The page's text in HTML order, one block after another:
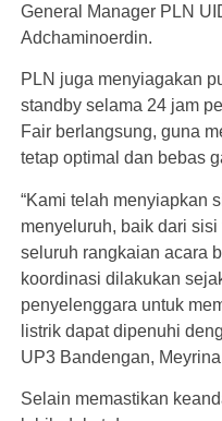
General Manager PLN
Adchaminoerdin.
PLN juga menyiagakan
standby selama 24 jam
Fair berlangsung, guna
tetap optimal dan bebas
“Kami telah menyiapkan
menyeluruh, baik dari
seluruh rangkaian acara
koordinasi dilakukan
penyelenggara untuk
listrik dapat dipenuhi
UP3 Bandengan,
Selain memastikan